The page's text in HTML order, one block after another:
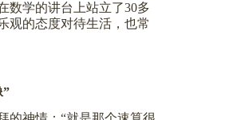
数学的讲台上站立了30多
观的态度对待生活，也常
”